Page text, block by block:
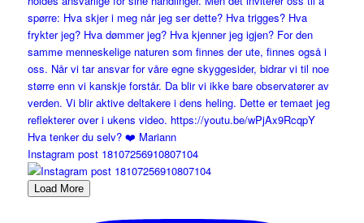
Instagram post 18107256910807104
Load More